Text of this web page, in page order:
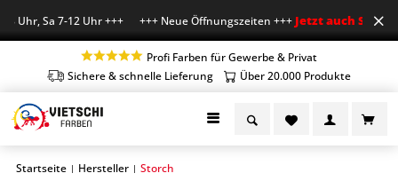
Uhr, Sa 7-12 Uhr +++ +++ Neue Öffnungszeiten +++Jetzt auch Sa
Profi Farben für Gewerbe & Privat
Sichere & schnelle Lieferung
Über 20.000 Produkte
Startseite | Hersteller | Storch